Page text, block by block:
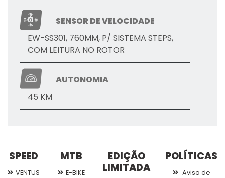
SENSOR DE VELOCIDADE
EW-SS301, 760MM, P/ SISTEMA STEPS,
COM LEITURA NO ROTOR
AUTONOMIA
45 KM
SPEED
VENTUS
MTB
E-BIKE
EDIÇÃO
LIMITADA
POLÍTICAS
Aviso de